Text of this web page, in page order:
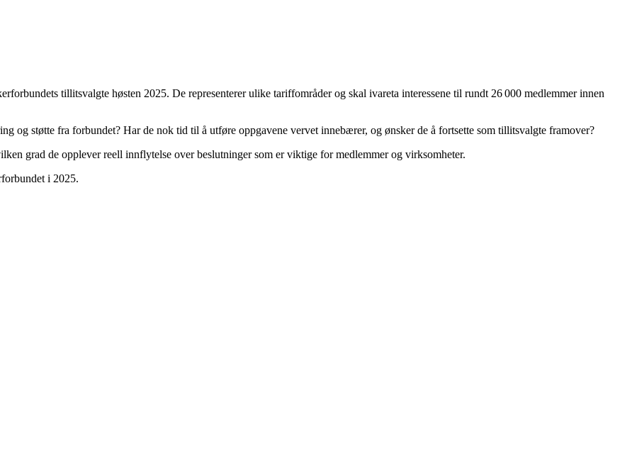
tillitsvalgte høsten 2025. De representerer ulike tariffområder og skal ivareta interessene til rundt 26 000 medlemmer innen
og støtte fra forbundet? Har de nok tid til å utføre oppgavene vervet innebærer, og ønsker de å fortsette som tillitsvalgte framover?
grad de opplever reell innflytelse over beslutninger som er viktige for medlemmer og virksomheter.
i 2025.